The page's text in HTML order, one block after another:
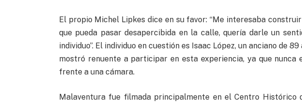
El propio Michel Lipkes dice en su favor: “Me interesaba
que pueda pasar desapercibida en la calle, quería darle un
individuo”. El individuo en cuestión es Isaac López, un anciano de
mostró renuente a participar en esta experiencia, ya que nunca
frente a una cámara.
Malaventura fue filmada principalmente en el Centro Histórico